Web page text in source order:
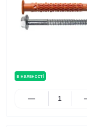
в наявності